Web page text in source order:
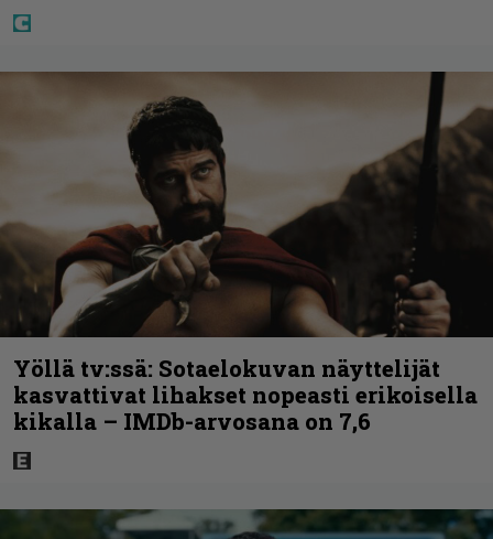
Yöllä tv:ssä: Sotaelokuvan näyttelijät
kasvattivat lihakset nopeasti erikoisella
kikalla – IMDb-arvosana on 7,6